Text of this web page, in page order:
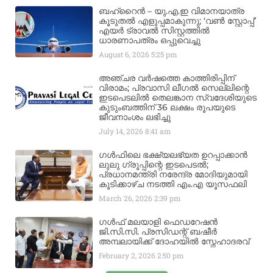
ബഹ്‌റൈൻ – യു.എ.ഇ വിമാനയാത്ര
കൂടുതൽ എളുപ്പമാകുന്നു; ‘വൺ സ്റ്റോപ്പ്’
എയർ ട്രാവൽ സിസ്റ്റത്തിൽ
ധാരണാപത്രം ഒപ്പുവെച്ചു
August 6, 20265:25 pm
അഞ്ചര വർഷത്തെ കാത്തിരിപ്പിന്
വിരാമം; പ്രവാസി ലീഗൽ സെല്ലിന്റെ
ഇടപെടലിൽ തെലങ്കാന സ്വദേശിയുടെ
കുടുംബത്തിന് 36 ലക്ഷം രൂപയുടെ
ജീവനാംശം ലഭിച്ചു
July 14, 20268:41 am
ഗൾഫിലെ ഭക്ഷ്യലഭ്യത ഉറപ്പാക്കാൻ
ലുലു ഗ്രൂപ്പിന്റെ ഇടപെടൽ;
പ്രധാനമന്ത്രി നരേന്ദ്ര മോദിയുമായി
കൂടിക്കാഴ്ച നടത്തി എം.എ യൂസഫലി
March 26, 20262:39 pm
ഗൾഫ് മലയാളി ഫെഡറേഷൻ
ജി.സി.സി. പ്രസിഡന്റ് ബഷീർ
അമ്പലായിക്ക് ദോഹയിൽ സ്നേഹാദരവ്
February 2, 20262:50 pm